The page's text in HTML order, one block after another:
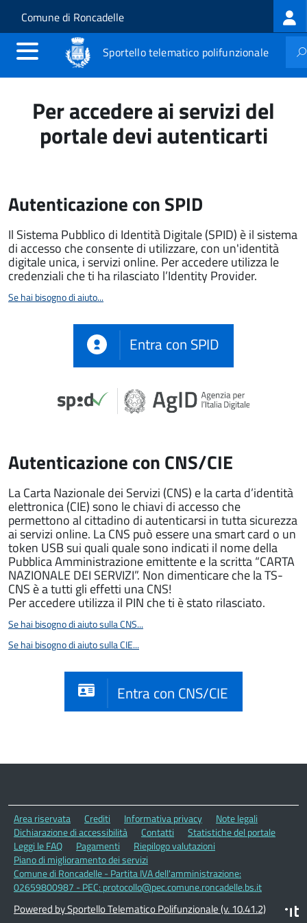
Salta al contenuto principale
Skip to site navigation
Comune di Roncadelle
Sportello telematico polifunzionale
Per accedere ai servizi del
portale devi autenticarti
Autenticazione con SPID
Il Sistema Pubblico di Identità Digitale (SPID) è il sistema
di accesso che consente di utilizzare, con un'identità
digitale unica, i servizi online. Per accedere utilizza le
credenziali che ti ha rilasciato l’Identity Provider.
Se hai bisogno di aiuto...
Entra con SPID
Autenticazione con CNS/CIE
La Carta Nazionale dei Servizi (CNS) e la carta d’identità
elettronica (CIE) sono le chiavi di accesso che
permettono al cittadino di autenticarsi in tutta sicurezza
ai servizi online. La CNS può essere una smart card o un
token USB sui quali quale sono indicati il nome della
Pubblica Amministrazione emittente e la scritta “CARTA
NAZIONALE DEI SERVIZI”. Non dimenticare che la TS-
CNS è a tutti gli effetti una CNS!
Per accedere utilizza il PIN che ti è stato rilasciato.
Se hai bisogno di aiuto sulla CNS...
Se hai bisogno di aiuto sulla CIE...
Entra con CNS/CIE
Area riservata Crediti Informativa privacy
Note legali
Dichiarazione di accessibilità
Contatti
Statistiche del portale
Leggi le FAQ
Pagamenti
Riepilogo valutazioni
Piano di miglioramento dei servizi
Comune di Roncadelle - Partita IVA dell'amministrazione:
02659800987 - PEC: protocollo@pec.comune.roncadelle.bs.it
Powered by Sportello Telematico Polifunzionale (v. 10.41.2)